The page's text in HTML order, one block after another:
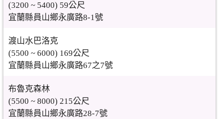
(3200 ~ 5400) 59公尺
宜蘭縣員山鄉永廣路8-1號
渡山水巴洛克
(5500 ~ 6000) 169公尺
宜蘭縣員山鄉永廣路67之7號
布魯克森林
(5500 ~ 8000) 215公尺
宜蘭縣員山鄉永廣路28-7號